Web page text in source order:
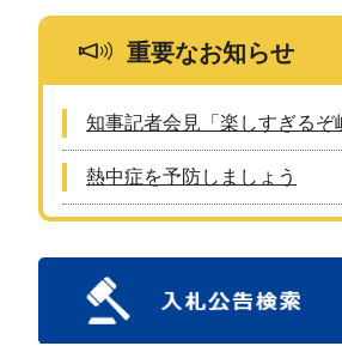
重要なお知らせ
知事記者会見「楽しすぎる
熱中症を予防しましょう